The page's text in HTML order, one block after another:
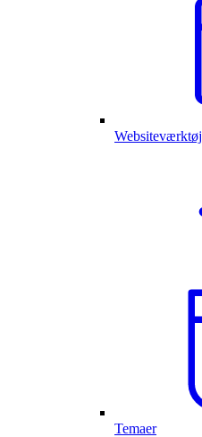
Websiteværktøj
Temaer